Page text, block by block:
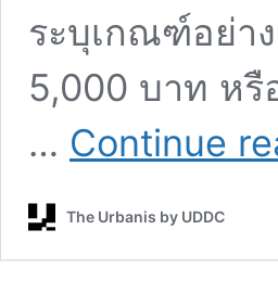
ระบุเกณฑ์อย่าง
5,000 บาท หรื
… Continue
The Urbanis by UDDC